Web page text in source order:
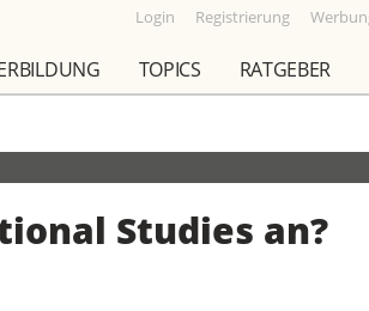
Login Registrierung
TOPICS RATGEBER
Studies an?